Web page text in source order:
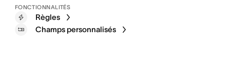
FONCTIONNALITÉS
Règles
Champs personnalisés